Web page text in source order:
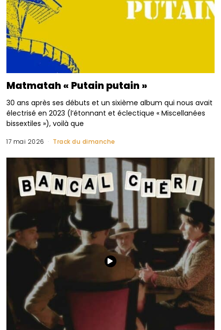
Matmatah « Putain putain »
30 ans après ses débuts et un sixième album qui nous avait
électrisé en 2023 (l’étonnant et éclectique « Miscellanées
bissextiles »), voilà que
17 mai 2026 Track du dimanche